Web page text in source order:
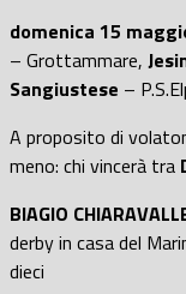
domenica 15
– Grottammare,
Sangiustese –
A proposito di
meno: chi vincerà tra
BIAGIO
derby in casa del
dieci